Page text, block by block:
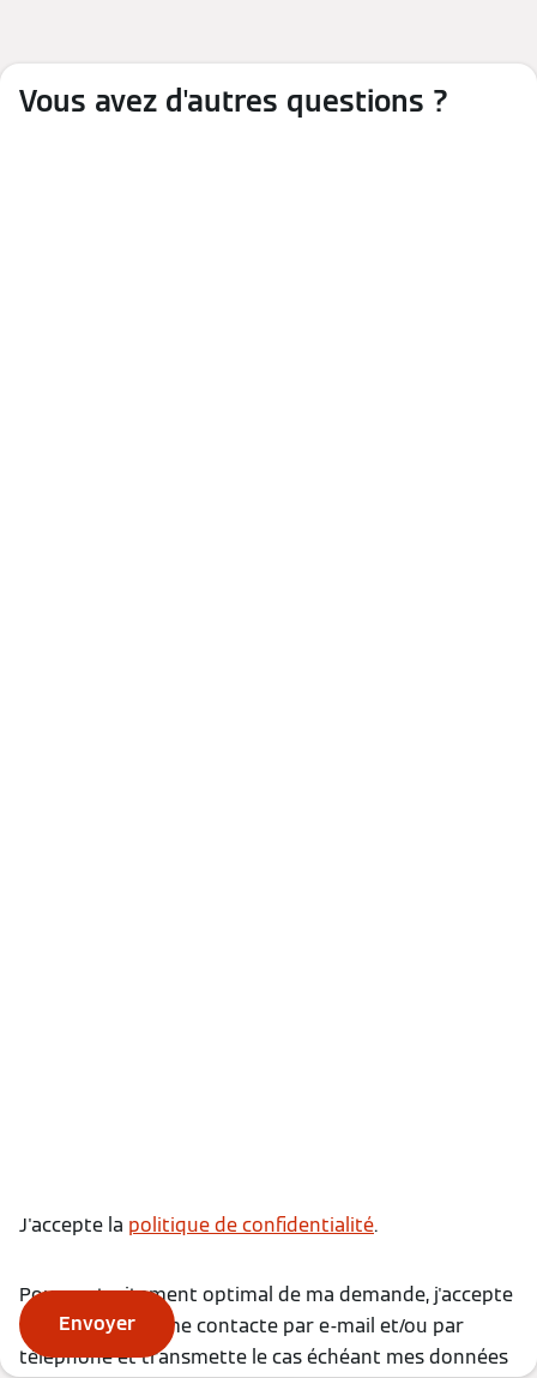
Vous avez d'autres questions ?
J'accepte la politique de confidentialité.
Pour un traitement optimal de ma demande, j'accepte
que Viessmann me contacte par e-mail et/ou par
téléphone et transmette le cas échéant mes données
Envoyer